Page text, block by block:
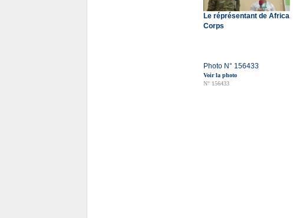
Le réprésentant de Africa
Corps
Photo N° 156433
Voir la photo
N° 156433